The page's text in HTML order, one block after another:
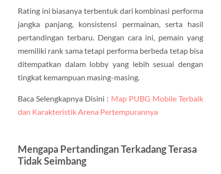
Rating ini biasanya terbentuk dari kombinasi performa
jangka panjang, konsistensi permainan, serta hasil
pertandingan terbaru. Dengan cara ini, pemain yang
memiliki rank sama tetapi performa berbeda tetap bisa
ditempatkan dalam lobby yang lebih sesuai dengan
tingkat kemampuan masing-masing.
Baca Selengkapnya Disini : Map PUBG Mobile Terbaik
dan Karakteristik Arena Pertempurannya
Mengapa Pertandingan Terkadang Terasa
Tidak Seimbang